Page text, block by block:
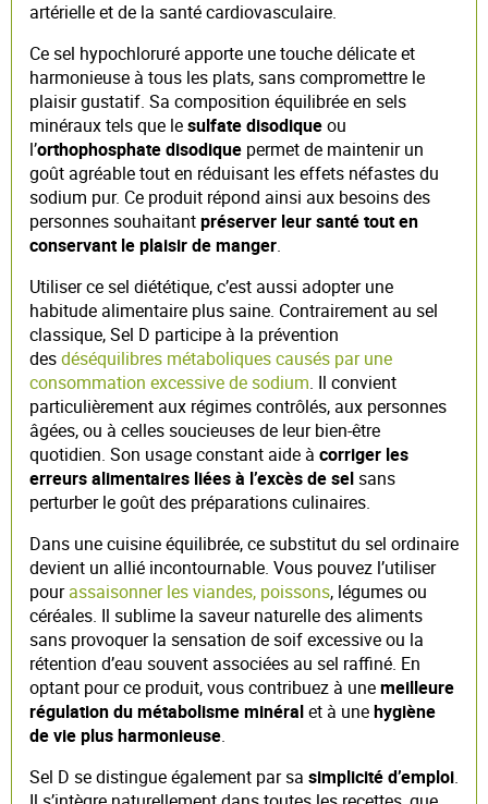
artérielle et de la santé cardiovasculaire.
Ce sel hypochloruré apporte une touche délicate et
harmonieuse à tous les plats, sans compromettre le
plaisir gustatif. Sa composition équilibrée en sels
minéraux tels que lesulfate disodiqueou
l’orthophosphate disodique permet de maintenir un
goût agréable tout en réduisant les effets néfastes du
sodium pur. Ce produit répond ainsi aux besoins des
personnes souhaitantpréserver leur santé tout en
conservant le plaisir de manger.
Utiliser ce sel diététique, c’est aussi adopter une
habitude alimentaire plus saine. Contrairement au sel
classique, Sel D participe à la prévention
desdéséquilibres métaboliques causés par une
consommation excessive de sodium. Il convient
particulièrement aux régimes contrôlés, aux personnes
âgées, ou à celles soucieuses de leur bien-être
quotidien. Son usage constant aide à corriger les
erreurs alimentaires liées à l’excès de selsans
perturber le goût des préparations culinaires.
Dans une cuisine équilibrée, ce substitut du sel ordinaire
devient un allié incontournable. Vous pouvez l’utiliser
pourassaisonner les viandes, poissons, légumes ou
céréales. Il sublime la saveur naturelle des aliments
sans provoquer la sensation de soif excessive ou la
rétention d’eau souvent associées au sel raffiné. En
optant pour ce produit, vous contribuez à unemeilleure
régulation du métabolisme minéralet à unehygiène
de vie plus harmonieuse.
Sel D se distingue également par sa simplicité d’emploi.